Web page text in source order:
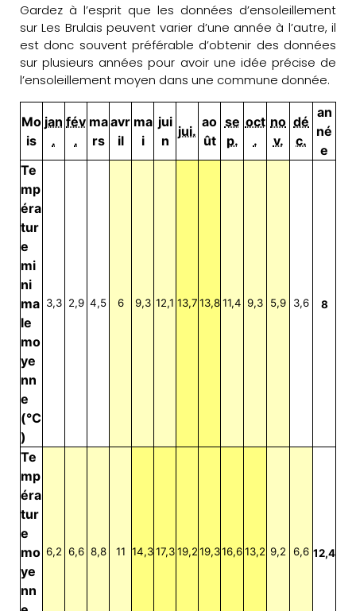
Gardez à l’esprit que les données d’ensoleillement
sur Les Brulais peuvent varier d’une année à l’autre, il
est donc souvent préférable d’obtenir des données
sur plusieurs années pour avoir une idée précise de
l’ensoleillement moyen dans une commune donnée.
Mo
is
jan
.
fév
.
ma
rs
avr
il
ma
i
jui
n
jui.
ao
ût
se
p.
oct
.
no
v.
dé
c.
an
né
e
Te
mp
éra
tur
e
mi
ni
ma
le
mo
ye
nn
e
(°C
)
3,3 2,9 4,5 6 9,3 12,1 13,713,8 11,4 9,3 5,9 3,6 8
Te
mp
éra
tur
e
mo
ye
nn
6,2 6,6 8,8 11 14,317,3 19,219,316,613,2 9,2 6,6 12,4